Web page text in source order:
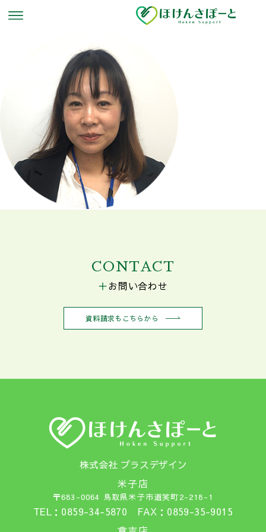
CONTACT
お問い合わせ
資料請求もこちらから
株式会社 プラスデザイン
米子店
〒683-0064 鳥取県米子市道笑町2-218-1
TEL：0859-34-5870 FAX：0859-35-9015